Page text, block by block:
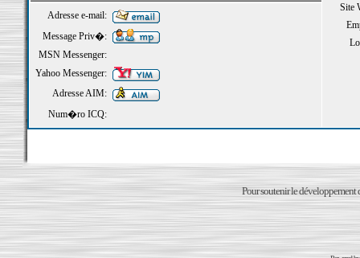
Site
Adresse e-mail:
Message Priv�:
MSN Messenger:
Yahoo Messenger:
Adresse AIM:
Num�ro ICQ:
Pour soutenir le développement